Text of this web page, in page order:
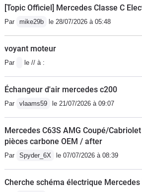
[Topic Officiel] Mercedes Classe C
Par mike29b le 28/07/2026 à 05:48
voyant moteur
Par le // à :
Échangeur d'air mercedes c200
Par vlaams59 le 21/07/2026 à 09:07
Mercedes C63S AMG Coupé/
pièces carbone OEM / after
Par Spyder_6X le 07/07/2026 à 08:39
Cherche schéma électrique Mercedes